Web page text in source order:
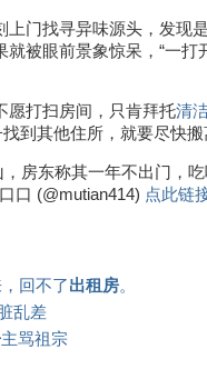
门找寻异味源头，发现
被眼前景象惊呆，“一
愿打扫房间，只肯拜托清
到其他住所，就要尽快搬
房东称其一年不出门，
口 (@mutian414) 点此链
回不了出租房。
乱差
主骂祖宗